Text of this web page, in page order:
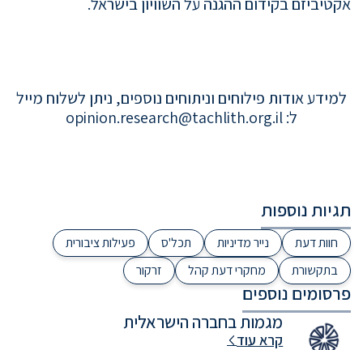
אקטיביזם בקידום ההגנה על השוויון בישראל.
למידע אודות פילוחים וניתוחים נוספים, ניתן לשלוח מייל
ל:opinion.research@tachlith.org.il
תגיות נוספות
חוות דעת נייר מדיניות תכל'ס
פעילות ציבורית
בתקשורת
מחקרי דעת קהל זרקור
פרסומים נוספים
מגמות בחברה הישראלית
קרא עוד